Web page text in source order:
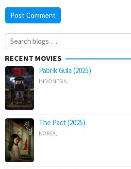
Search
for:
RECENT MOVIES
Pabrik Gula (2025)
INDONESIA
The Pact (2025)
KOREA